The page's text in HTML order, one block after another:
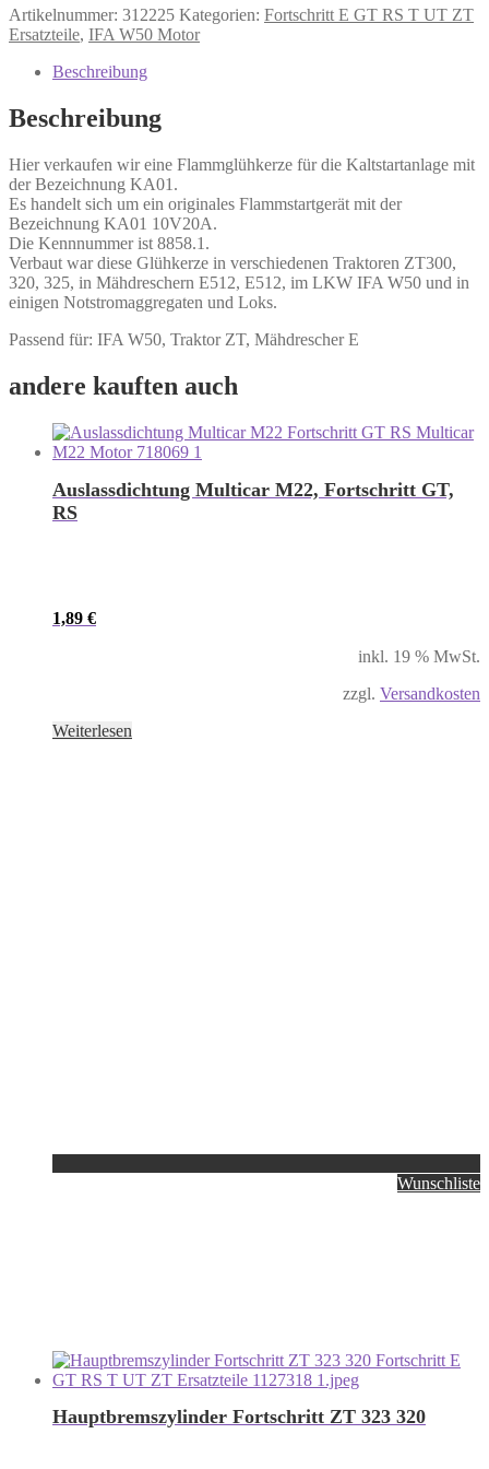
Artikelnummer: 312225 Kategorien: Fortschritt E GT RS T UT ZT
Ersatzteile, IFA W50 Motor
Beschreibung
Beschreibung
Hier verkaufen wir eine Flammglühkerze für die Kaltstartanlage mit
der Bezeichnung KA01.
Es handelt sich um ein originales Flammstartgerät mit der
Bezeichnung KA01 10V20A.
Die Kennnummer ist 8858.1.
Verbaut war diese Glühkerze in verschiedenen Traktoren ZT300,
320, 325, in Mähdreschern E512, E512, im LKW IFA W50 und in
einigen Notstromaggregaten und Loks.
Passend für: IFA W50, Traktor ZT, Mähdrescher E
andere kauften auch
Auslassdichtung Multicar M22, Fortschritt GT,
RS
1,89 €
inkl. 19 % MwSt.
zzgl. Versandkosten
Weiterlesen
Wunschliste
Hauptbremszylinder Fortschritt ZT 323 320